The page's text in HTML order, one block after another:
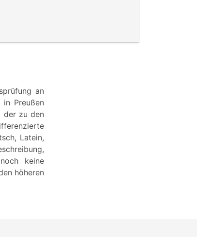
an
Preußen
der zu den
Latein,
keine
höheren